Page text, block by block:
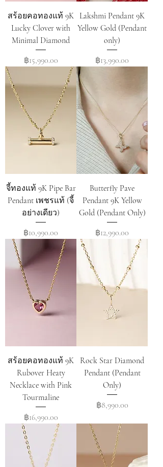
สร้อยคอทองแท้ 9K
Lucky Clover with
Minimal Diamond
Price
฿15,990.00
Lakshmi Pendant 9K
Yellow Gold (Pendant
only)
Price
฿13,990.00
จี้ทองแท้ 9K Pipe Bar
Pendant เพชรแท้ (จี้
อย่างเดียว)
Price
฿10,990.00
Butterfly Pave
Pendant 9K Yellow
Gold (Pendant Only)
Price
฿12,990.00
สร้อยคอทองแท้ 9K
Rubover Heaty
Necklace with Pink
Tourmaline
Price
฿16,990.00
Rock Star Diamond
Pendant (Pendant
Only)
Price
฿8,990.00